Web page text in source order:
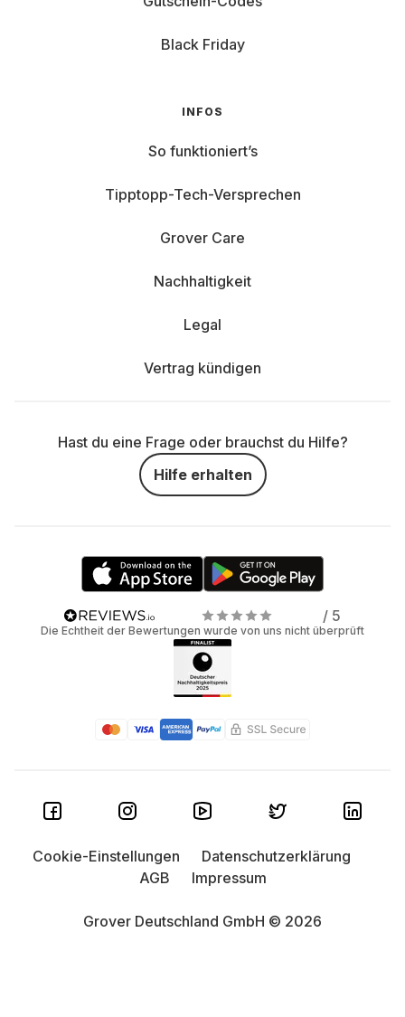
Black Friday
INFOS
So funktioniert’s
Tipptopp-Tech-Versprechen
Grover Care
Nachhaltigkeit
Legal
Vertrag kündigen
Hast du eine Frage oder brauchst du Hilfe?
Hilfe erhalten
/ 5
Die Echtheit der Bewertungen wurde von uns nicht überprüft
Grover Deutschland GmbH © 2026
Cookie-Einstellungen
Datenschutzerklärung
AGB
Impressum